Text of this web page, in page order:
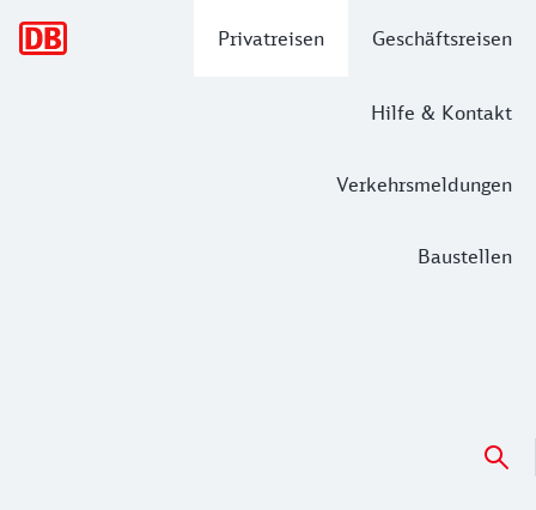
Privatreisen Geschäftsreisen
Hilfe & Kontakt
Verkehrsmeldungen
Baustellen